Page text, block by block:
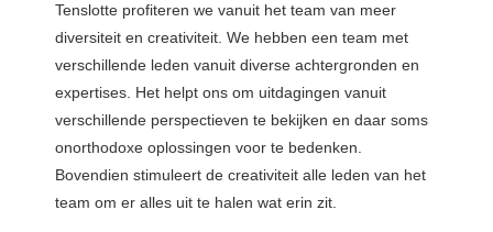
Tenslotte profiteren we vanuit het team van meer
diversiteit en creativiteit. We hebben een team met
verschillende leden vanuit diverse achtergronden en
expertises. Het helpt ons om uitdagingen vanuit
verschillende perspectieven te bekijken en daar soms
onorthodoxe oplossingen voor te bedenken.
Bovendien stimuleert de creativiteit alle leden van het
team om er alles uit te halen wat erin zit.